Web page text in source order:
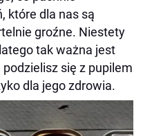
które dla nas są
groźne. Niestety
tak ważna jest
się z pupilem
dla jego zdrowia.